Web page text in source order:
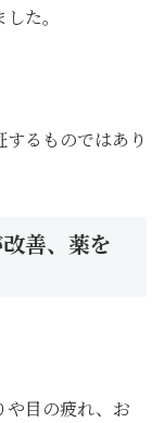
た。
るものではあり
善、薬を
や目の疲れ、お